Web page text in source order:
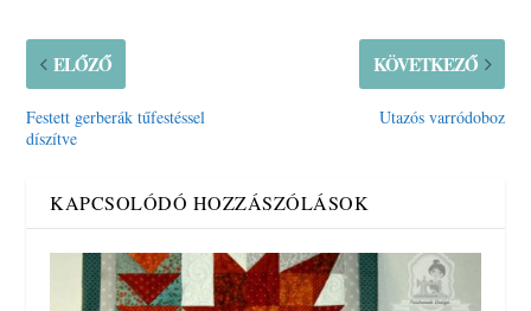
ELŐZŐ
Festett gerberák tűfestéssel
díszítve
KÖVETKEZŐ
Utazós varródoboz
KAPCSOLÓDÓ HOZZÁSZÓLÁSOK